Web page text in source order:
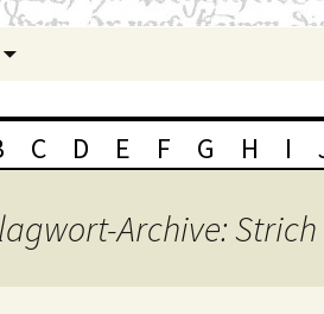
C D E F G H I
Archive: Strich